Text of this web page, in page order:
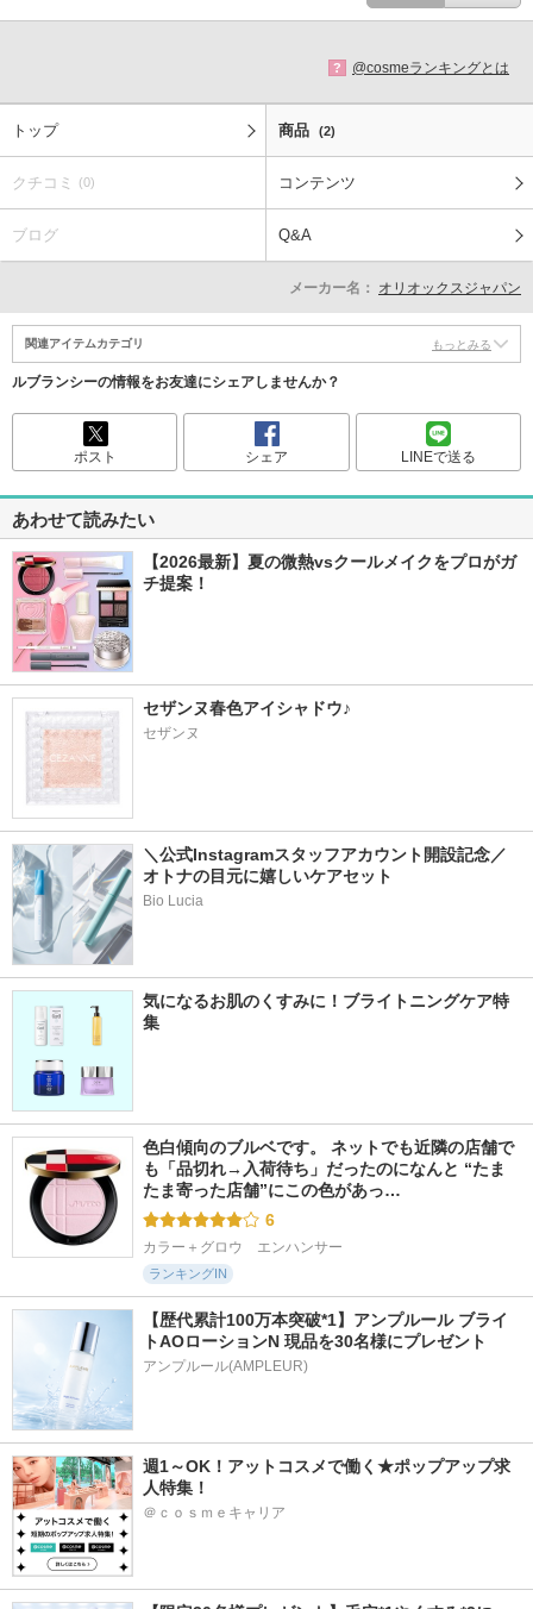
? @cosmeランキングとは
トップ 商品 (2)
クチコミ (0) コンテンツ
ブログ Q&A
メーカー名： オリオックスジャパン
関連アイテムカテゴリ もっとみる
ルブランシーの情報をお友達にシェアしませんか？
ポスト シェア LINEで送る
あわせて読みたい
【2026最新】夏の微熱vsクールメイクをプロがガ
チ提案！
セザンヌ春色アイシャドウ♪
セザンヌ
＼公式Instagramスタッフアカウント開設記念／
オトナの目元に嬉しいケアセット
Bio Lucia
気になるお肌のくすみに！ブライトニングケア特
集
色白傾向のブルベです。 ネットでも近隣の店舗で
も「品切れ→入荷待ち」だったのになんと “たま
たま寄った店舗”にこの色があっ…
6
カラー＋グロウ　エンハンサー
ランキングIN
【歴代累計100万本突破*1】アンプルール ブライ
トAOローションN 現品を30名様にプレゼント
アンプルール(AMPLEUR)
週1～OK！アットコスメで働く★ポップアップ求
人特集！
＠ｃｏｓｍｅキャリア